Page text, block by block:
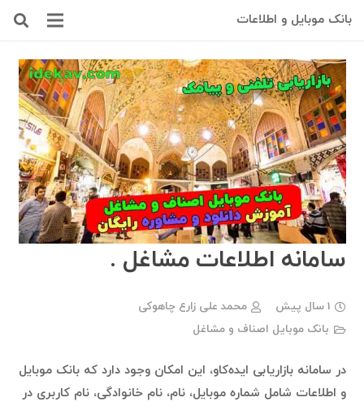
بانک موبایل و اطلاعات
سامانه اطلاعات مشاغل .
1 سال پیش
محمد علی زارع چاهوکی
بانک موبایل اصناف و مشاغل
در سامانه بازاریابی ایده‌کاو، این امکان وجود دارد که بانک موبایل
و اطلاعات شامل شماره موبایل، نام، نام خانوادگی، نام کاربری در